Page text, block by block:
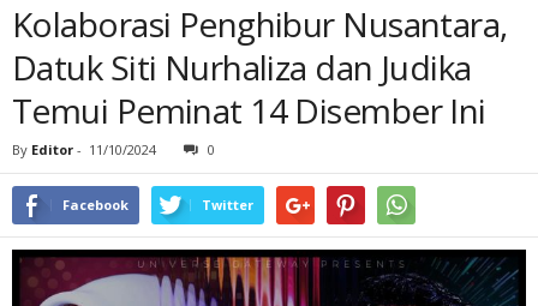
Kolaborasi Penghibur Nusantara,
Datuk Siti Nurhaliza dan Judika
Temui Peminat 14 Disember Ini
By Editor - 11/10/2024 0
Facebook Twitter